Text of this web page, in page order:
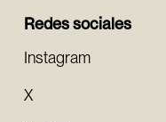
Redes sociales
Instagram
X